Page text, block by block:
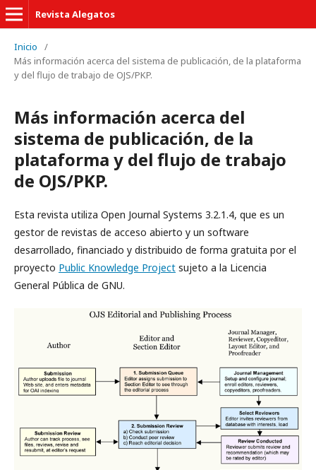
Revista Alegatos
Inicio
/
Más información acerca del sistema de publicación, de la plataforma
y del flujo de trabajo de OJS/PKP.
Más información acerca del
sistema de publicación, de la
plataforma y del flujo de trabajo
de OJS/PKP.
Esta revista utiliza Open Journal Systems 3.2.1.4, que es un
gestor de revistas de acceso abierto y un software
desarrollado, financiado y distribuido de forma gratuita por el
proyecto Public Knowledge Project sujeto a la Licencia
General Pública de GNU.